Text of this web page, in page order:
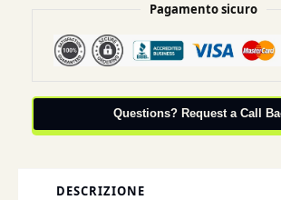
Pagamento sicuro
Questions? Request a Call
DESCRIZIONE